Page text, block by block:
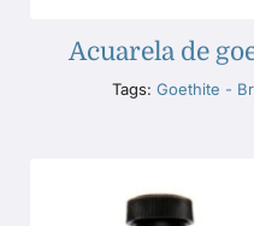
Acuarela de
Tags: Goethite -